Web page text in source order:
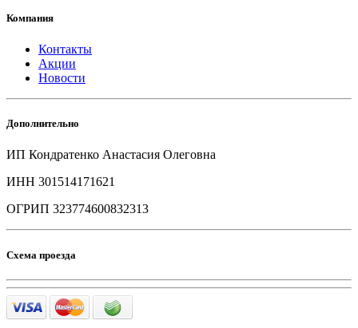
Компания
Контакты
Акции
Новости
Дополнительно
ИП Кондратенко Анастасия Олеговна
ИНН 301514171621
ОГРИП 323774600832313
Схема проезда